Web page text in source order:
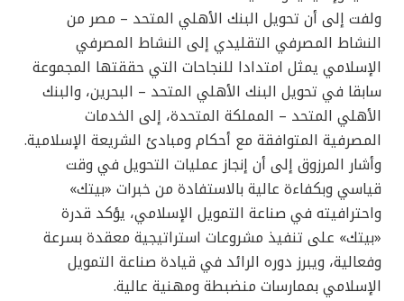
ولفت إلى أن تحويل البنك الأهلي المتحد – مصر من
النشاط المصرفي التقليدي إلى النشاط المصرفي
الإسلامي يمثل امتدادا للنجاحات التي حققتها المجموعة
سابقا في تحويل البنك الأهلي المتحد – البحرين، والبنك
الأهلي المتحد – المملكة المتحدة، إلى الخدمات
المصرفية المتوافقة مع أحكام ومبادئ الشريعة الإسلامية.
وأشار المرزوق إلى أن إنجاز عمليات التحويل في وقت
قياسي وبكفاءة عالية بالاستفادة من خبرات «بيتك»
واحترافيته في صناعة التمويل الإسلامي، يؤكد قدرة
«بيتك» على تنفيذ مشروعات استراتيجية معقدة بسرعة
وفعالية، ويبرز دوره الرائد في قيادة صناعة التمويل
الإسلامي بممارسات منضبطة ومهنية عالية.